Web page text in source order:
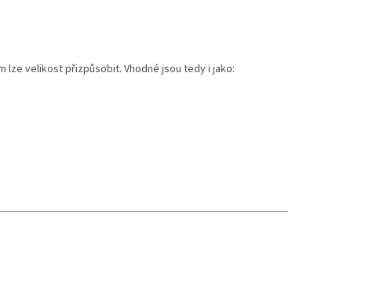
lze velikost přizpůsobit. Vhodné jsou tedy i jako: